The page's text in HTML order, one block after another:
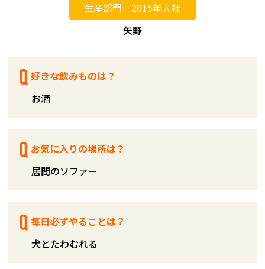
生産部門 2015年入社
好きな飲みものは？
お酒
お気に入りの場所は？
居間のソファー
毎日必ずやることは？
犬とたわむれる